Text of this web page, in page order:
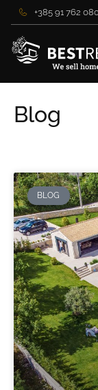
+385 91 762
Blog
BLOG